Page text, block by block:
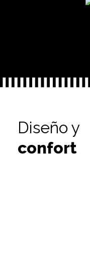
Diseño y
confort